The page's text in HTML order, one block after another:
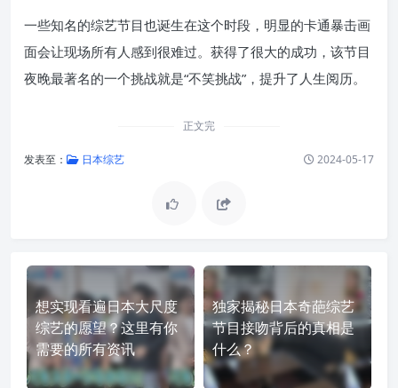
一些知名的综艺节目也诞生在这个时段，明显的卡通暴击画
面会让现场所有人感到很难过。获得了很大的成功，该节目
夜晚最著名的一个挑战就是“不笑挑战”，提升了人生阅历。
正文完
发表至： 日本综艺 2024-05-17
想实现看遍日本大尺度
综艺的愿望？这里有你
需要的所有资讯
独家揭秘日本奇葩综艺
节目接吻背后的真相是
什么？